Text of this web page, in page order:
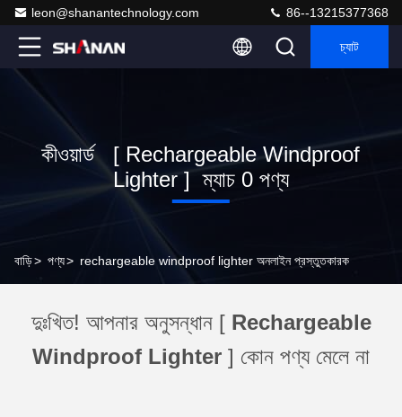
leon@shanantechnology.com 86--13215377368
চ্যাট
কীওয়ার্ড [ Rechargeable Windproof
Lighter ] ম্যাচ 0 পণ্য
বাড়ি> পণ্য> rechargeable windproof lighter অনলাইন প্রস্তুতকারক
দুঃখিত! আপনার অনুসন্ধান [ Rechargeable
Windproof Lighter ] কোন পণ্য মেলে না